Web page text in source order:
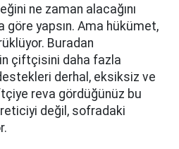
ne zaman alacağını
göre yapsın. Ama hükümet,
Buradan
çiftçisini daha fazla
derhal, eksiksiz ve
reva gördüğünüz bu
değil, sofradaki